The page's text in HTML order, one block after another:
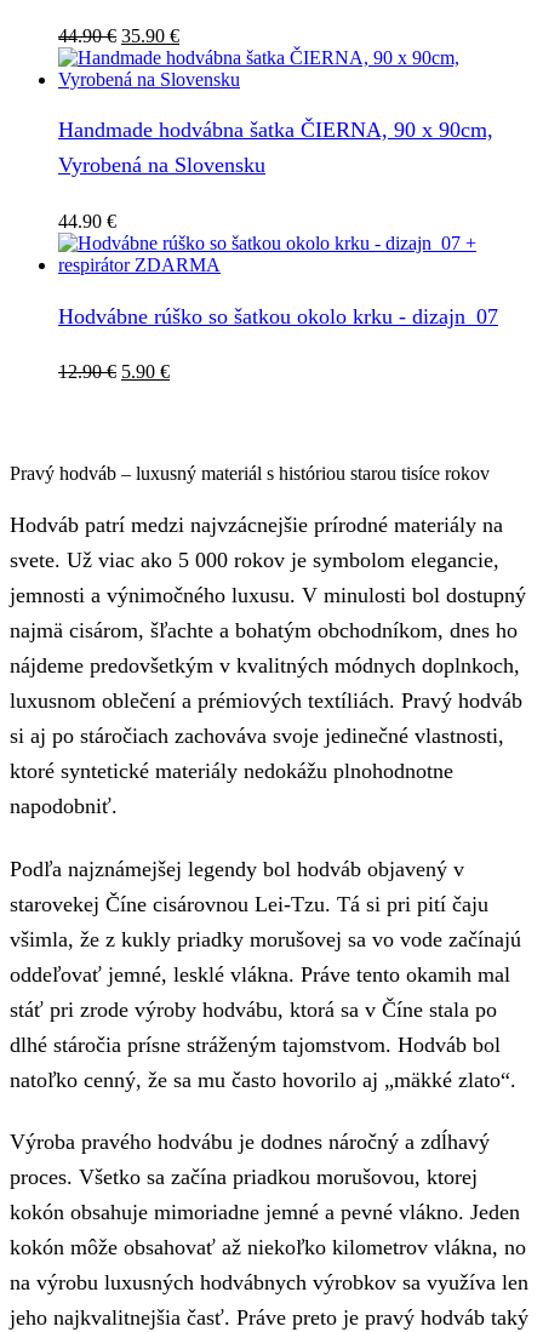
44.90€ Pôvodná
cena
bola:
35.90 €Aktuálna
cena
je:
Handmade hodvábna šatka ČIERNA, 90 x 90cm,
Vyrobená na Slovensku
44.90 €
Hodvábne rúško so šatkou okolo krku - dizajn_07
12.90€ Pôvodná
5.90 €Aktuálna
Pravý hodváb – luxusný materiál s históriou starou tisíce rokov
Hodváb patrí medzi najvzácnejšie prírodné materiály na
svete. Už viac ako 5 000 rokov je symbolom elegancie,
jemnosti a výnimočného luxusu. V minulosti bol dostupný
najmä cisárom, šľachte a bohatým obchodníkom, dnes ho
nájdeme predovšetkým v kvalitných módnych doplnkoch,
luxusnom oblečení a prémiových textíliách. Pravý hodváb
si aj po stáročiach zachováva svoje jedinečné vlastnosti,
ktoré syntetické materiály nedokážu plnohodnotne
napodobniť.
Podľa najznámejšej legendy bol hodváb objavený v
starovekej Číne cisárovnou Lei-Tzu. Tá si pri pití čaju
všimla, že z kukly priadky morušovej sa vo vode začínajú
oddeľovať jemné, lesklé vlákna. Práve tento okamih mal
stáť pri zrode výroby hodvábu, ktorá sa v Číne stala po
dlhé stáročia prísne stráženým tajomstvom. Hodváb bol
natoľko cenný, že sa mu často hovorilo aj „mäkké zlato“.
Výroba pravého hodvábu je dodnes náročný a zdĺhavý
proces. Všetko sa začína priadkou morušovou, ktorej
kokón obsahuje mimoriadne jemné a pevné vlákno. Jeden
kokón môže obsahovať až niekoľko kilometrov vlákna, no
na výrobu luxusných hodvábnych výrobkov sa využíva len
jeho najkvalitnejšia časť. Práve preto je pravý hodváb taký